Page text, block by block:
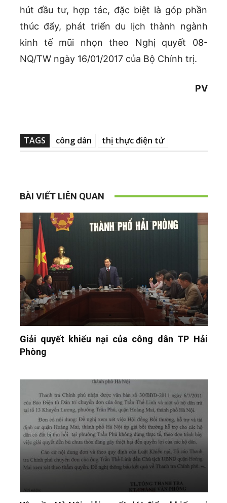
hút đầu tư, hợp tác, đặc biệt là góp phần
thúc đẩy, phát triển du lịch thành ngành
kinh tế mũi nhọn theo Nghị quyết 08-
NQ/TW ngày 16/01/2017 của Bộ Chính trị.
PV
TAGS công dân thị thực điện tử
BÀI VIẾT LIÊN QUAN
Giải quyết khiếu nại của công dân TP Hải
Phòng